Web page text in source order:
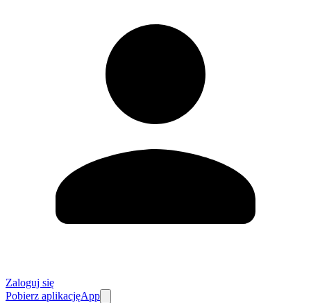
Zaloguj się
Pobierz aplikacjęApp